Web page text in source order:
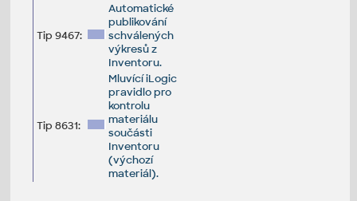
Tip 9467:
Automatické
publikování
schválených
výkresů z
Inventoru.
Tip 8631:
Mluvící iLogic
pravidlo pro
kontrolu
materiálu
součásti
Inventoru
(výchozí
materiál).